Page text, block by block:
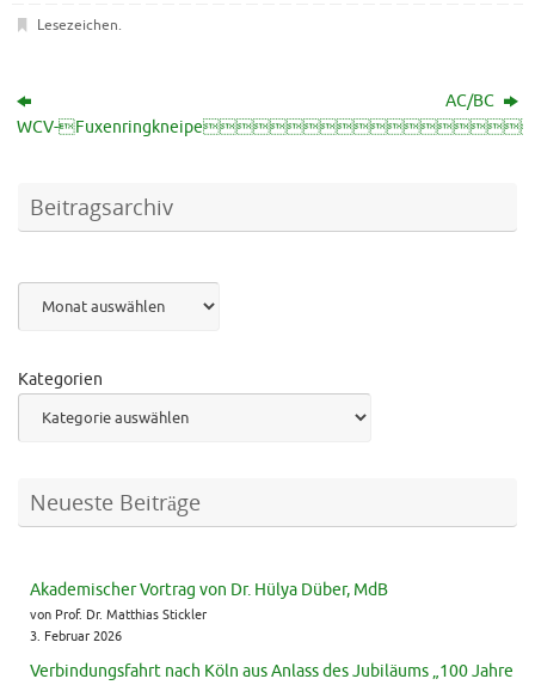
Lesezeichen.
WCV-
AC/BC
Beitragsarchiv
Kategorien
Neueste Beiträge
Akademischer Vortrag von Dr. Hülya Düber, MdB
von Prof. Dr. Matthias Stickler
3. Februar 2026
Verbindungsfahrt nach Köln aus Anlass des Jubiläums „100 Jahre